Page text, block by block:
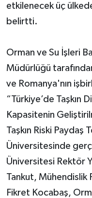
etkilenecek üç
belirtti.
Orman ve Su İşleri
Müdürlüğü
ve Romanya'nın
“Türkiye’de Taşkın
Kapasitenin
Taşkın Riski Paydaş
Üniversitesinde
Üniversitesi Rektör
Tankut, Mühendislik
Fikret Kocabaş,